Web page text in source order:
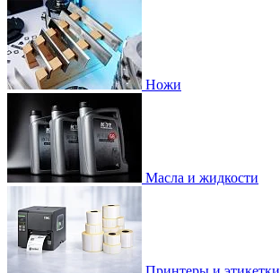
Ножи
Масла и жидкости